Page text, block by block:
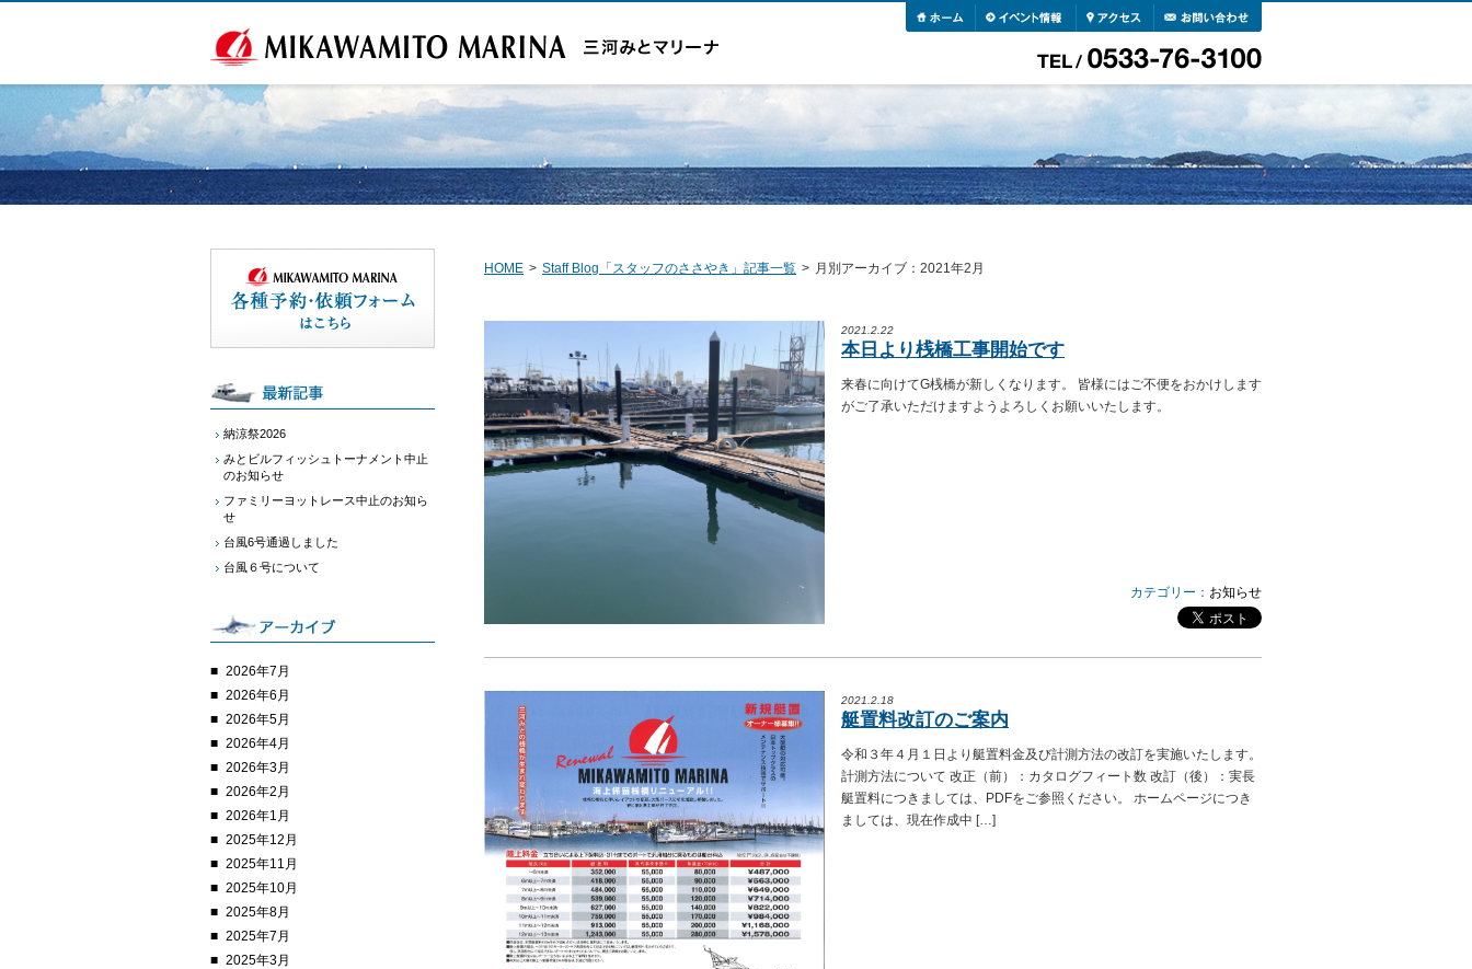
HOME > Staff Blog「スタッフのささやき」記事一覧 > 月別アーカイブ：2021年2月
2021.2.22
本日より桟橋工事開始です
来春に向けてG桟橋が新しくなります。 皆様にはご不便をおかけします
がご了承いただけますようよろしくお願いいたします。
カテゴリー： お知らせ
2021.2.18
艇置料改訂のご案内
令和３年４月１日より艇置料金及び計測方法の改訂を実施いたします。
計測方法について 改正（前）：カタログフィート数 改訂（後）：実長
艇置料につきましては、PDFをご参照ください。 ホームページにつき
ましては、現在作成中 […]
納涼祭2026
みとビルフィッシュトーナメント中止
のお知らせ
ファミリーヨットレース中止のお知ら
せ
台風6号通過しました
台風６号について
2026年7月
2026年6月
2026年5月
2026年4月
2026年3月
2026年2月
2026年1月
2025年12月
2025年11月
2025年10月
2025年8月
2025年7月
2025年3月